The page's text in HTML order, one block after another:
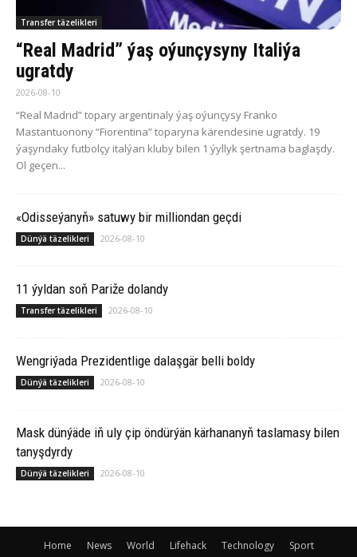
Transfer täzelikleri
“Real Madrid” ýaş oýunçysyny Italiýa
ugratdy
2026-08-10
“Real Madrid” topary argentinaly ýaş oýunçysy Franko
Mastantuonony “Fiorentina” toparyna kärendesine ugratdy. 19
ýaşyndaky futbolçy italýan kluby bilen 1 ýyllyk şertnama baglaşdy.
Ol geçen...
«Odisseýanyň» satuwy bir milliondan geçdi
Dünýä täzelikleri 2026-08-10
11 ýyldan soň Pariže dolandy
Transfer täzelikleri 2026-08-10
Wengriýada Prezidentlige dalaşgär belli boldy
Dünýä täzelikleri 2026-08-10
Mask dünýäde iň uly çip öndürýän kärhananyň taslamasy bilen
tanyşdyrdy
Dünýä täzelikleri 2026-08-10
Home News World Lifehack Technology Sport